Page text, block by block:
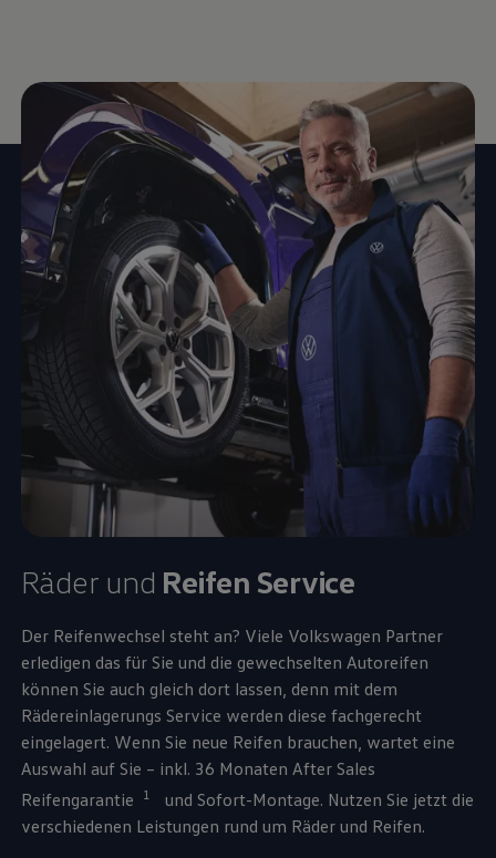
Räder und Reifen Service
Der Reifenwechsel steht an? Viele Volkswagen Partner
erledigen das für Sie und die gewechselten Autoreifen
können Sie auch gleich dort lassen, denn mit dem
Rädereinlagerungs Service werden diese fachgerecht
eingelagert. Wenn Sie neue Reifen brauchen, wartet eine
Auswahl auf Sie – inkl. 36 Monaten After Sales
Reifengarantie
1
und Sofort-Montage. Nutzen Sie jetzt die
verschiedenen Leistungen rund um Räder und Reifen.